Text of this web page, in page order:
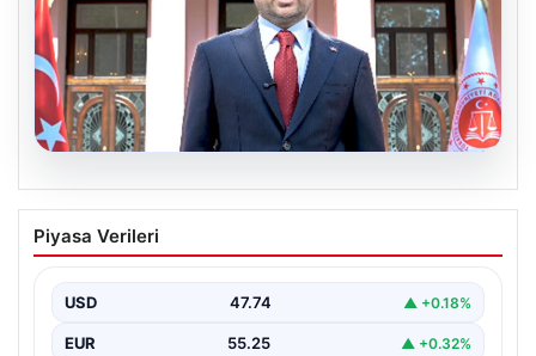
06.08.2026
Bakan Gürlek’ten Çerçeve Yasa
Açıklaması: Hukuk Devleti İlkeleriyle
Adalet Bakanı Akın Gürlek, Türkiye'nin terörle mücadele
önemli…
Piyasa Verileri
USD 47.74 ▲ +0.18%
EUR 55.25 ▲ +0.32%